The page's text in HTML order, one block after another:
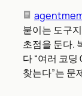
붙이는 도구
초점을 둔다.
다 “여러 코
찾는다”는 문